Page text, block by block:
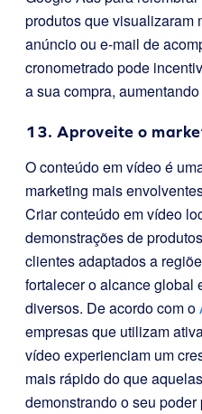
produtos que visualizaram
anúncio ou e-mail de
cronometrado pode
a sua compra,
13. Aproveite o
O conteúdo em vídeo é
marketing mais
Criar conteúdo em vídeo
demonstrações de
clientes adaptados a
fortalecer o alcance global
diversos. De acordo com o
empresas que utilizam
vídeo experienciam um
mais rápido do que
demonstrando o seu